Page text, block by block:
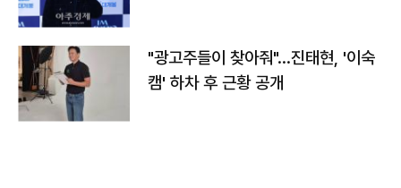
"광고주들이 찾아줘"…진태현, '이숙
캠' 하차 후 근황 공개